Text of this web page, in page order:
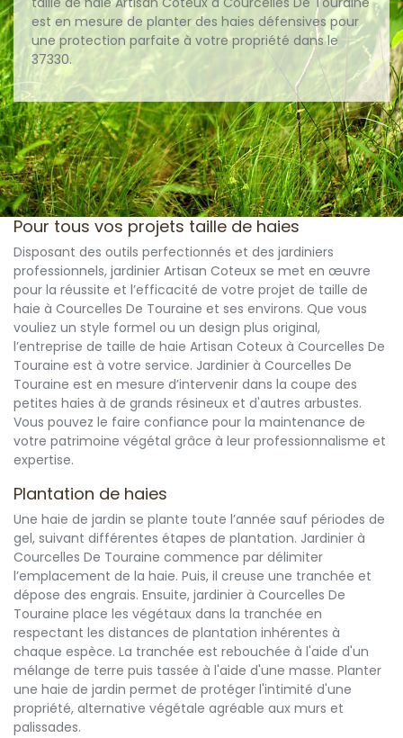
est en mesure de planter des haies défensives pour
une protection parfaite à votre propriété dans le
37330.
Pour tous vos projets taille de haies
Disposant des outils perfectionnés et des jardiniers
professionnels, jardinier Artisan Coteux se met en œuvre
pour la réussite et l’efficacité de votre projet de taille de
haie à Courcelles De Touraine et ses environs. Que vous
vouliez un style formel ou un design plus original,
l’entreprise de taille de haie Artisan Coteux à Courcelles De
Touraine est à votre service. Jardinier à Courcelles De
Touraine est en mesure d’intervenir dans la coupe des
petites haies à de grands résineux et d'autres arbustes.
Vous pouvez le faire confiance pour la maintenance de
votre patrimoine végétal grâce à leur professionnalisme et
expertise.
Plantation de haies
Une haie de jardin se plante toute l’année sauf périodes de
gel, suivant différentes étapes de plantation. Jardinier à
Courcelles De Touraine commence par délimiter
l’emplacement de la haie. Puis, il creuse une tranchée et
dépose des engrais. Ensuite, jardinier à Courcelles De
Touraine place les végétaux dans la tranchée en
respectant les distances de plantation inhérentes à
chaque espèce. La tranchée est rebouchée à l'aide d'un
mélange de terre puis tassée à l'aide d'une masse. Planter
une haie de jardin permet de protéger l'intimité d'une
propriété, alternative végétale agréable aux murs et
palissades.